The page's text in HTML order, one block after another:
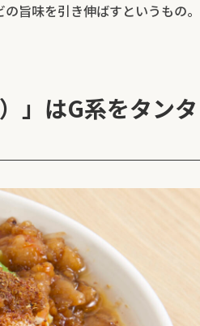
旨味を引き伸ばすというもの。
」はG系をタンタ